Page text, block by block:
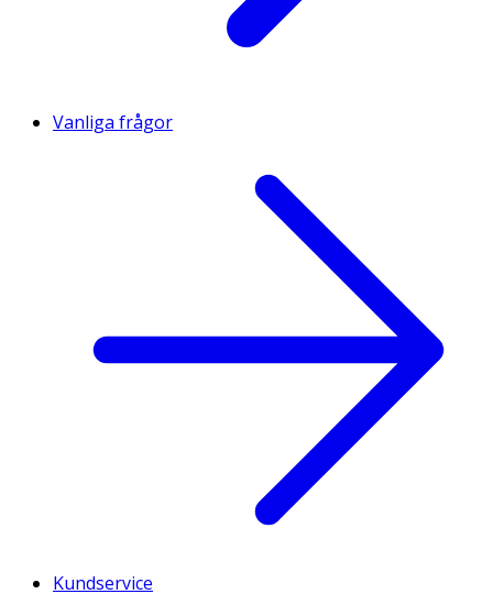
Vanliga frågor
Kundservice